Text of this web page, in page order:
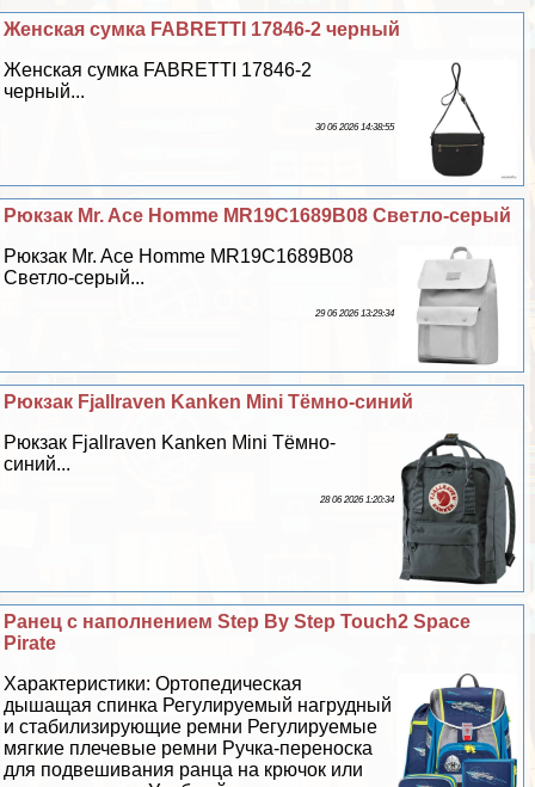
Женская сумка FABRETTI 17846-2 черный
Женская сумка FABRETTI 17846-2
черный...
30 06 2026 14:38:55
Рюкзак Mr. Ace Homme MR19C1689B08 Светло-серый
Рюкзак Mr. Ace Homme MR19C1689B08
Светло-серый...
29 06 2026 13:29:34
Рюкзак Fjallraven Kanken Mini Тёмно-синий
Рюкзак Fjallraven Kanken Mini Тёмно-
синий...
28 06 2026 1:20:34
Ранец с наполнением Step By Step Touch2 Space
Pirate
Хаpaктеристики: Ортопедическая
дышащая спинка Регулируемый нагрудный
и стабилизирующие ремни Регулируемые
мягкие плечевые ремни Ручка-переноска
для подвешивания ранца на крючок или